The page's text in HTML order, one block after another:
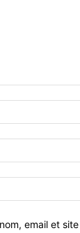
email et